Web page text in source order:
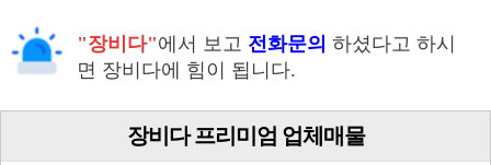
"장비다"에서 보고 전화문의 하셨다고 하시
면 장비다에 힘이 됩니다.
장비다 프리미엄 업체매물